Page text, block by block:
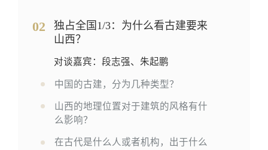
02
独占全国1/3：为什么看古建要来
山西？
对谈嘉宾：段志强、朱起鹏
中国的古建，分为几种类型？
山西的地理位置对于建筑的风格有什
么影响？
在古代是什么人或者机构，出于什么